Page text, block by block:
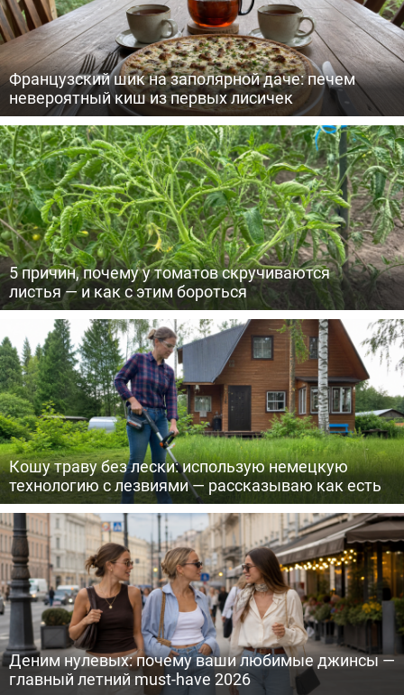
Французский шик на заполярной даче: печем
невероятный киш из первых лисичек
5 причин, почему у томатов скручиваются
листья — и как с этим бороться
Кошу траву без лески: использую немецкую
технологию с лезвиями — рассказываю как есть
Деним нулевых: почему ваши любимые джинсы —
главный летний must-have 2026